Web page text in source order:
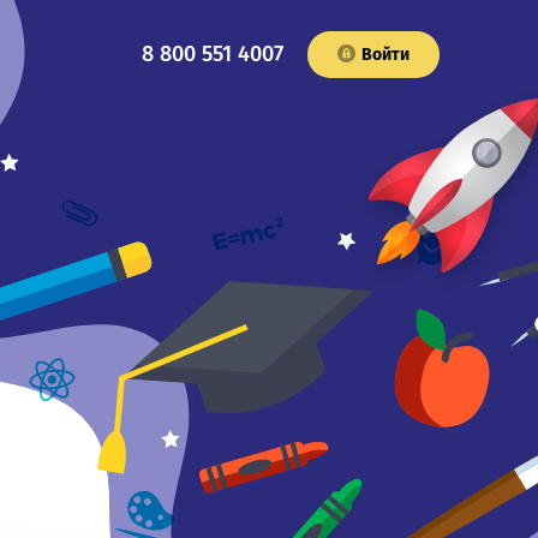
8 800 551 4007 Войти